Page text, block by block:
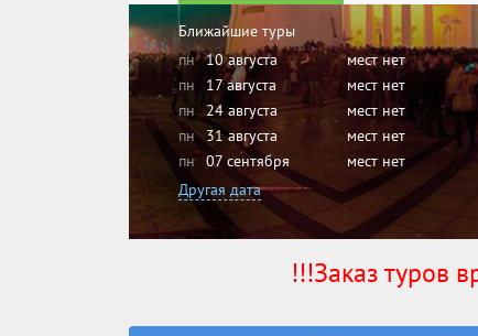
Ближайшие туры
пн
10 августа
мест нет
пн
17 августа
мест нет
пн
24 августа
мест нет
пн
31 августа
мест нет
пн 07 сентября
мест нет
Другая дата
!!!Заказ туров